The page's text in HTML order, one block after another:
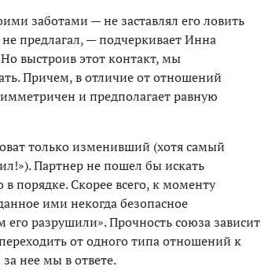
заботами — не заставлял его ловить
предлагал, — подчеркивает Инна
выстроив этот контакт, мы
Причем, в отличие от отношений
и предполагает равную
только изменивший (хотя самый
Партнер не пошел бы искать
порядке. Скорее всего, к моменту
ими некогда безопасное
разрушили». Прочность союза зависит
от одного типа отношений к
нее мы в ответе.